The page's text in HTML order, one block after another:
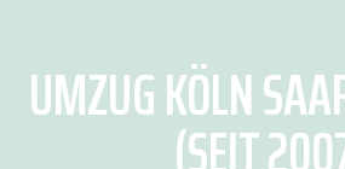
UMZUG KÖLN